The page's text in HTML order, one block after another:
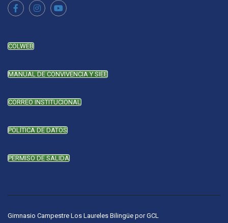
COLWEB
MANUAL DE CONVIVENCIA Y SIEE
CORREO INSTITUCIONAL
POLÍTICA DE DATOS
PERMISO DE SALIDA
Gimnasio Campestre Los Laureles Bilingüe porGCL